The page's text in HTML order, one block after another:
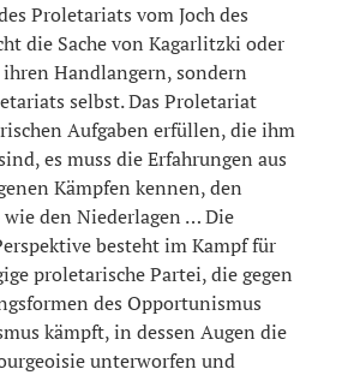
Proletariats vom Joch des
die Sache von Kagarlitzki oder
Handlangern, sondern
selbst. Das Proletariat
Aufgaben erfüllen, die ihm
es muss die Erfahrungen aus
Kämpfen kennen, den
wie den Niederlagen … Die
besteht im Kampf für
proletarische Partei, die gegen
des Opportunismus
kämpft, in dessen Augen die
unterworfen und